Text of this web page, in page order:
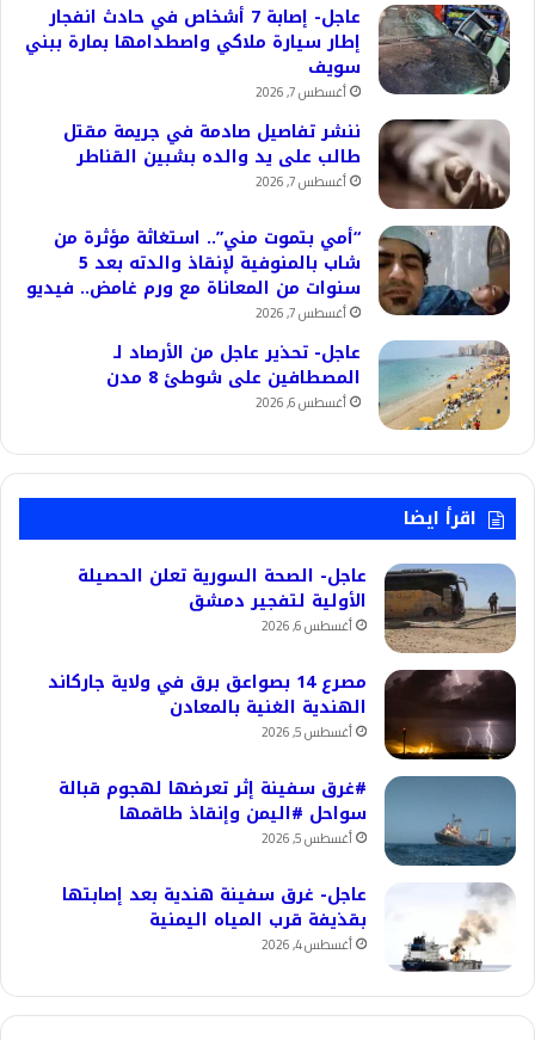
عاجل- إصابة 7 أشخاص في حادث انفجار
إطار سيارة ملاكي واصطدامها بمارة ببني
سويف
أغسطس 7, 2026
ننشر تفاصيل صادمة في جريمة مقتل
طالب على يد والده بشبين القناطر
أغسطس 7, 2026
“أمي بتموت مني”.. استغاثة مؤثرة من
شاب بالمنوفية لإنقاذ والدته بعد 5
سنوات من المعاناة مع ورم غامض.. فيديو
أغسطس 7, 2026
عاجل- تحذير عاجل من الأرصاد لـ
المصطافين على شوطئ 8 مدن
أغسطس 6, 2026
اقرأ ايضا
عاجل- الصحة السورية تعلن الحصيلة
الأولية لتفجير دمشق
أغسطس 6, 2026
مصرع 14 بصواعق برق في ولاية جاركاند
الهندية الغنية بالمعادن
أغسطس 5, 2026
#غرق سفينة إثر تعرضها لهجوم قبالة
سواحل #اليمن وإنقاذ طاقمها
أغسطس 5, 2026
عاجل- غرق سفينة هندية بعد إصابتها
بقذيفة قرب المياه اليمنية
أغسطس 4, 2026